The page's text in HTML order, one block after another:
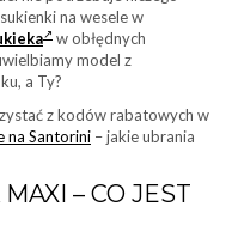
na wesele w
w obłędnych
model z
a Ty?
z kodów rabatowych w
na Santorini – jakie ubrania
– CO JEST